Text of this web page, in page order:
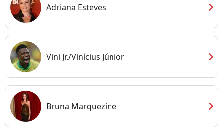
Adriana Esteves chevron_right
Vini Jr./Vinícius Júnior chevron_right
Bruna Marquezine chevron_right